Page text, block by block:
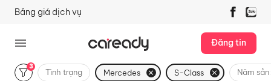
Bảng giá dịch vụ
Đăng tin
3
Tình trạng Mercedes S-Class Năm